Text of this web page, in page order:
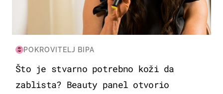
POKROVITELJ BIPA
Što je stvarno potrebno koži da
zablista? Beauty panel otvorio